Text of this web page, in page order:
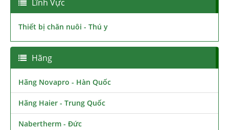
Lĩnh Vực
Thiết bị chăn nuôi - Thú y
Hãng
Hãng Novapro - Hàn Quốc
Hãng Haier - Trung Quốc
Nabertherm - Đức